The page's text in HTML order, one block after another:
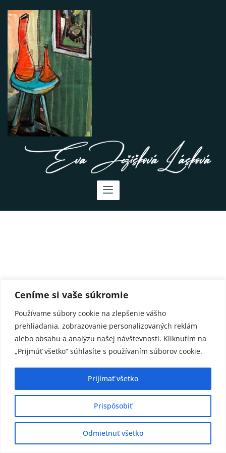
Ceníme si vaše súkromie
Používame súbory cookie na zlepšenie vášho
prehliadania, zobrazovanie personalizovaných reklám
alebo obsahu a analýzu našej návštevnosti. Kliknutím na
„Prijmúť všetko“ súhlasíte s používaním súborov cookie.
Prispôsobiť
Odmietnuť všetko
Prijímať všetko